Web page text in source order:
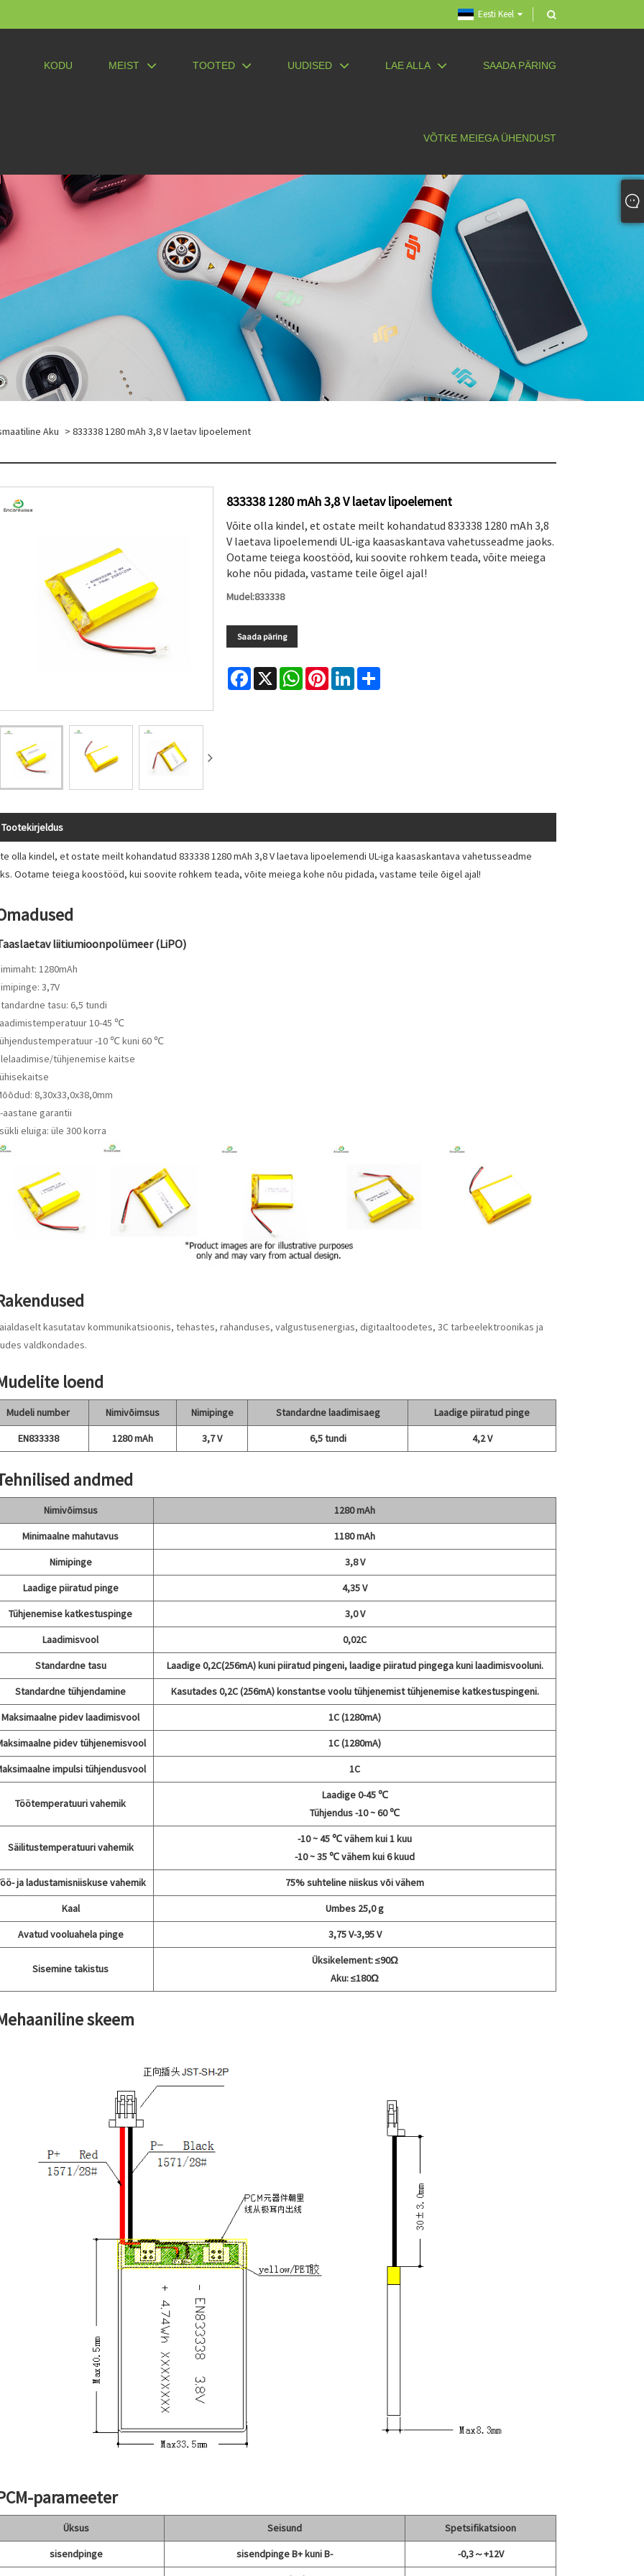
Eesti Keel
KODU MEIST TOOTED UUDISED LAE ALLA SAADA PÄRING
VÕTKE MEIEGA ÜHENDUST
Aku > 833338 1280 mAh 3,8 V laetav lipoelement
833338 1280 mAh 3,8 V laetav lipoelement
Võite olla kindel, et ostate meilt kohandatud 833338 1280 mAh 3,8
V laetava lipoelemendi UL-iga kaasaskantava vahetusseadme jaoks.
Ootame teiega koostööd, kui soovite rohkem teada, võite meiega
kohe nõu pidada, vastame teile õigel ajal!
Mudel:833338
Saada päring
Facebook
X WhatsAppPinterestLinkedInShare
Tootekirjeldus
olla kindel, et ostate meilt kohandatud 833338 1280 mAh 3,8 V laetava lipoelemendi UL-iga kaasaskantava vahetusseadme
Ootame teiega koostööd, kui soovite rohkem teada, võite meiega kohe nõu pidada, vastame teile õigel ajal!
liitiumioonpolümeer (LiPO)
1280mAh
3,7V
tasu: 6,5 tundi
10-45 ℃
-10 ℃ kuni 60 ℃
tühjenemise kaitse
8,30x33,0x38,0mm
aastane garantii
eluiga: üle 300 korra
kasutatav kommunikatsioonis, tehastes, rahanduses, valgustusenergias, digitaaltoodetes, 3C tarbeelektroonikas ja
valdkondades.
loend
Mudeli number Nimivõimsus Nimipinge Standardne laadimisaeg
Laadige piiratud pinge
EN833338
1280 mAh 3,7 V 6,5 tundi 4,2 V
andmed
Nimivõimsus
1280 mAh
Minimaalne mahutavus
1180 mAh
Nimipinge
3,8 V
Laadige piiratud pinge
4,35 V
Tühjenemise katkestuspinge
3,0 V
Laadimisvool
0,02C
Standardne tasu
Laadige 0,2C(256mA) kuni piiratud pingeni, laadige piiratud pingega kuni laadimisvooluni.
Standardne tühjendamine
Kasutades 0,2C (256mA) konstantse voolu tühjenemist tühjenemise katkestuspingeni.
Maksimaalne pidev laadimisvool
1C (1280mA)
pidev tühjenemisvool
1C (1280mA)
impulsi tühjendusvool
1C
Töötemperatuuri vahemik
Laadige 0-45 ℃
Tühjendus -10 ~ 60 ℃
Säilitustemperatuuri vahemik
-10 ~ 45 ℃ vähem kui 1 kuu
-10 ~ 35 ℃ vähem kui 6 kuud
ja ladustamisniiskuse vahemik
75% suhteline niiskus või vähem
Kaal
Umbes 25,0 g
Avatud vooluahela pinge
3,75 V-3,95 V
Sisemine takistus
Üksikelement: ≤90Ω
Aku: ≤180Ω
skeem
parameeter
Üksus Seisund
Spetsifikatsioon
sisendpinge
sisendpinge B+ kuni B-
-0,3～+12V